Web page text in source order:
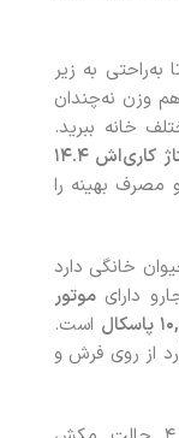
به زیر
وزن نه‌چندان
خانه ببرید.
کاری‌اش ۱۴.۴
بهینه را
خانگی دارد
دارای موتور
پاسکال است.
از روی فرش و